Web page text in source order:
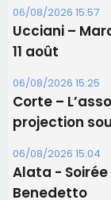
06/08/2026 15:04
Alata -
Benedetto
05/08/2026 09:53
Biguglia :
procession le